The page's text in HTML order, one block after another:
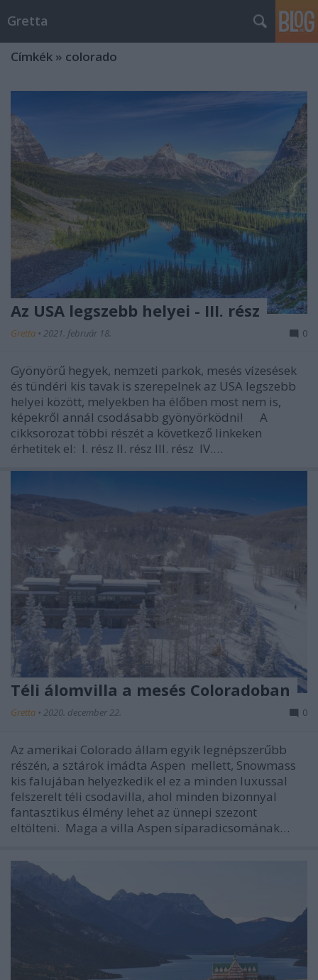
Gretta
Címkék » colorado
Az USA legszebb helyei - III. rész
Gretta • 2021. február 18. 0
Gyönyörű hegyek, nemzeti parkok, mesés vízesések
és tündéri kis tavak is szerepelnek az USA legszebb
helyei között, melyekben ha élőben most nem is,
képekről annál csodásabb gyönyörködni! A
cikksorozat többi részét a következő linkeken
érhetitek el: I. rész II. rész III. rész IV.…
Téli álomvilla a mesés Coloradoban
Gretta • 2020. december 22. 0
Az amerikai Colorado állam egyik legnépszerűbb
részén, a sztárok imádta Aspen mellett, Snowmass
kis falujában helyezkedik el ez a minden luxussal
felszerelt téli csodavilla, ahol minden bizonnyal
fantasztikus élmény lehet az ünnepi szezont
eltölteni. Maga a villa Aspen síparadicsomának…